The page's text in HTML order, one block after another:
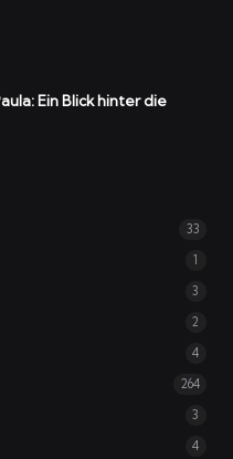
Ein Blick hinter die
33
1
3
2
4
264
3
4